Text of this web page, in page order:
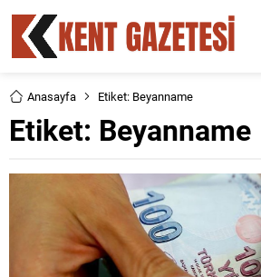
Anasayfa Etiket: Beyanname
Etiket: Beyanname